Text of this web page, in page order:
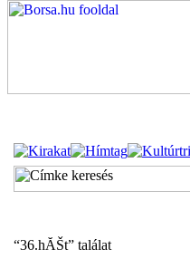
“36.hĂŠt” találat